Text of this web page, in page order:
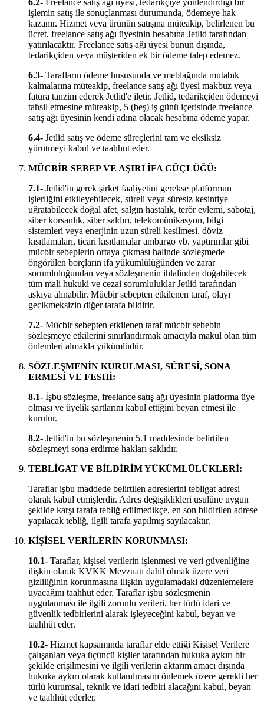
işlemin satış ile sonuçlanması durumunda, ödemeye hak
kazanır. Hizmet veya ürünün satışına müteakip, belirlenen bu
ücret, freelance satış ağı üyesinin hesabına Jetlid tarafından
yatırılacaktır. Freelance satış ağı üyesi bunun dışında,
tedarikçiden veya müşteriden ek bir ödeme talep edemez.
6.3- Tarafların ödeme hususunda ve meblağında mutabık
kalmalarına müteakip, freelance satış ağı üyesi makbuz veya
fatura tanzim ederek Jetlid'e iletir. Jetlid, tedarikçiden ödemeyi
tahsil etmesine müteakip, 5 (beş) iş günü içerisinde freelance
satış ağı üyesinin kendi adına olacak hesabına ödeme yapar.
6.4- Jetlid satış ve ödeme süreçlerini tam ve eksiksiz
yürütmeyi kabul ve taahhüt eder.
MÜCBİR SEBEP VE AŞIRI İFA GÜÇLÜĞÜ:
7.1- Jetlid'in gerek şirket faaliyetini gerekse platformun
işlerliğini etkileyebilecek, süreli veya süresiz kesintiye
uğratabilecek doğal afet, salgın hastalık, terör eylemi, sabotaj,
siber korsanlık, siber saldırı, telekomünikasyon, bilgi
sistemleri veya enerjinin uzun süreli kesilmesi, döviz
kısıtlamaları, ticari kısıtlamalar ambargo vb. yaptırımlar gibi
mücbir sebeplerin ortaya çıkması halinde sözleşmede
öngörülen borçların ifa yükümlülüğünden ve zarar
sorumluluğundan veya sözleşmenin ihlalinden doğabilecek
tüm mali hukuki ve cezai sorumluluklar Jetlid tarafından
askıya alınabilir. Mücbir sebepten etkilenen taraf, olayı
gecikmeksizin diğer tarafa bildirir.
7.2- Mücbir sebepten etkilenen taraf mücbir sebebin
sözleşmeye etkilerini sınırlandırmak amacıyla makul olan tüm
önlemleri almakla yükümlüdür.
SÖZLEŞMENİN KURULMASI, SÜRESİ, SONA
ERMESİ VE FESHİ:
8.1- İşbu sözleşme, freelance satış ağı üyesinin platforma üye
olması ve üyelik şartlarını kabul ettiğini beyan etmesi ile
kurulur.
8.2- Jetlid'in bu sözleşmenin 5.1 maddesinde belirtilen
sözleşmeyi sona erdirme hakları saklıdır.
TEBLİGAT VE BİLDİRİM YÜKÜMLÜLÜKLERİ:
Taraflar işbu maddede belirtilen adreslerini tebligat adresi
olarak kabul etmişlerdir. Adres değişiklikleri usulüne uygun
şekilde karşı tarafa tebliğ edilmedikçe, en son bildirilen adrese
yapılacak tebliğ, ilgili tarafa yapılmış sayılacaktır.
KİŞİSEL VERİLERİN KORUNMASI:
10.1- Taraflar, kişisel verilerin işlenmesi ve veri güvenliğine
ilişkin olarak KVKK Mevzuatı dahil olmak üzere veri
gizliliğinin korunmasına ilişkin uygulamadaki düzenlemelere
uyacağını taahhüt eder. Taraflar işbu sözleşmenin
uygulanması ile ilgili zorunlu verileri, her türlü idari ve
güvenlik tedbirlerini alarak işleyeceğini kabul, beyan ve
taahhüt eder.
10.2- Hizmet kapsamında taraflar elde ettiği Kişisel Verilere
çalışanları veya üçüncü kişiler tarafından hukuka aykırı bir
şekilde erişilmesini ve ilgili verilerin aktarım amacı dışında
hukuka aykırı olarak kullanılmasını önlemek üzere gerekli her
türlü kurumsal, teknik ve idari tedbiri alacağını kabul, beyan
ve taahhüt ederler.